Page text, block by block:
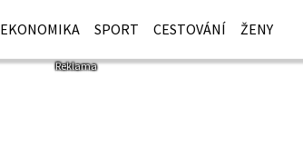
EKONOMIKA SPORT CESTOVÁNÍ ŽENY